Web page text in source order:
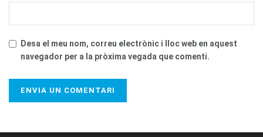
Desa el meu nom, correu electrònic i lloc web en aquest
navegador per a la pròxima vegada que comenti.